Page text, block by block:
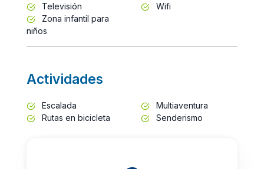
Televisión
Wifi
Zona infantil para
niños
Actividades
Escalada
Multiaventura
Rutas en bicicleta
Senderismo